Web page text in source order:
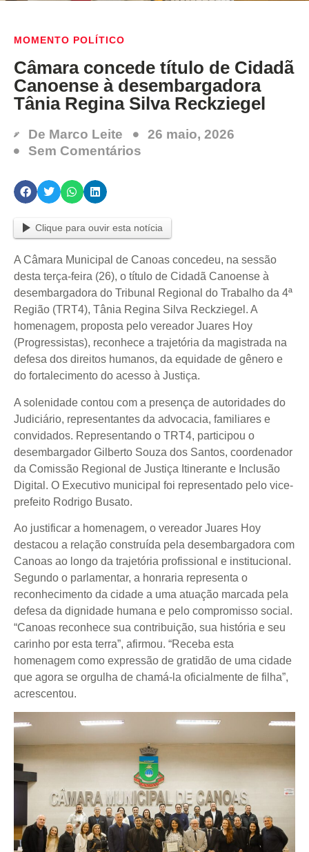
MOMENTO POLÍTICO
Câmara concede título de Cidadã
Canoense à desembargadora
Tânia Regina Silva Reckziegel
De Marco Leite
26 maio, 2026
Sem Comentários
Clique para ouvir esta notícia
A Câmara Municipal de Canoas concedeu, na sessão
desta terça-feira (26), o título de Cidadã Canoense à
desembargadora do Tribunal Regional do Trabalho da 4ª
Região (TRT4), Tânia Regina Silva Reckziegel. A
homenagem, proposta pelo vereador Juares Hoy
(Progressistas), reconhece a trajetória da magistrada na
defesa dos direitos humanos, da equidade de gênero e
do fortalecimento do acesso à Justiça.
A solenidade contou com a presença de autoridades do
Judiciário, representantes da advocacia, familiares e
convidados. Representando o TRT4, participou o
desembargador Gilberto Souza dos Santos, coordenador
da Comissão Regional de Justiça Itinerante e Inclusão
Digital. O Executivo municipal foi representado pelo vice-
prefeito Rodrigo Busato.
Ao justificar a homenagem, o vereador Juares Hoy
destacou a relação construída pela desembargadora com
Canoas ao longo da trajetória profissional e institucional.
Segundo o parlamentar, a honraria representa o
reconhecimento da cidade a uma atuação marcada pela
defesa da dignidade humana e pelo compromisso social.
“Canoas reconhece sua contribuição, sua história e seu
carinho por esta terra”, afirmou. “Receba esta
homenagem como expressão de gratidão de uma cidade
que agora se orgulha de chamá-la oficialmente de filha”,
acrescentou.